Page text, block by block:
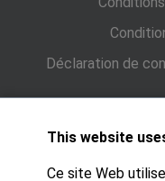
Déclaration de
This website
Ce site Web